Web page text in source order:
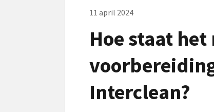
11 april 2024
Hoe staat het
Interclean?